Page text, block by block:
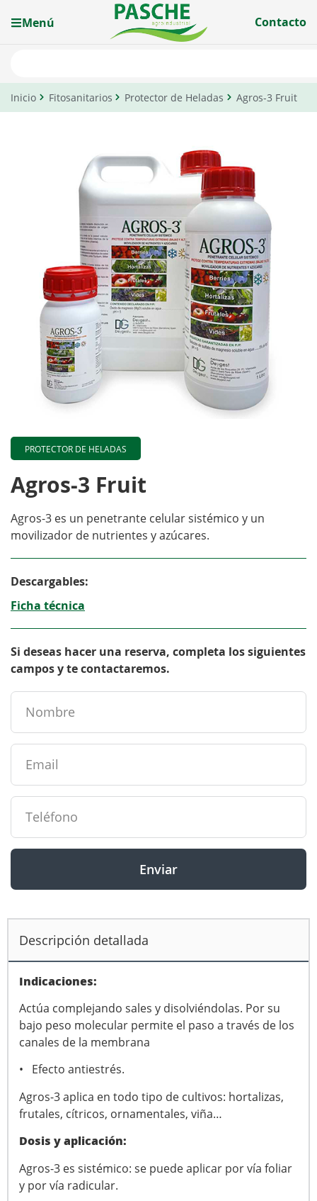
Menú Contacto
Inicio Fitosanitarios Protector de Heladas Agros-3 Fruit
PROTECTOR DE HELADAS
Agros-3 Fruit
Agros-3 es un penetrante celular sistémico y un
movilizador de nutrientes y azúcares.
Descargables:
Ficha técnica
Si deseas hacer una reserva, completa los siguientes
campos y te contactaremos.
Enviar
Descripción detallada
Indicaciones:
Actúa complejando sales y disolviéndolas. Por su
bajo peso molecular permite el paso a través de los
canales de la membrana
• Efecto antiestrés.
Agros-3 aplica en todo tipo de cultivos: hortalizas,
frutales, cítricos, ornamentales, viña…
Dosis y aplicación:
Agros-3 es sistémico: se puede aplicar por vía foliar
y por vía radicular.